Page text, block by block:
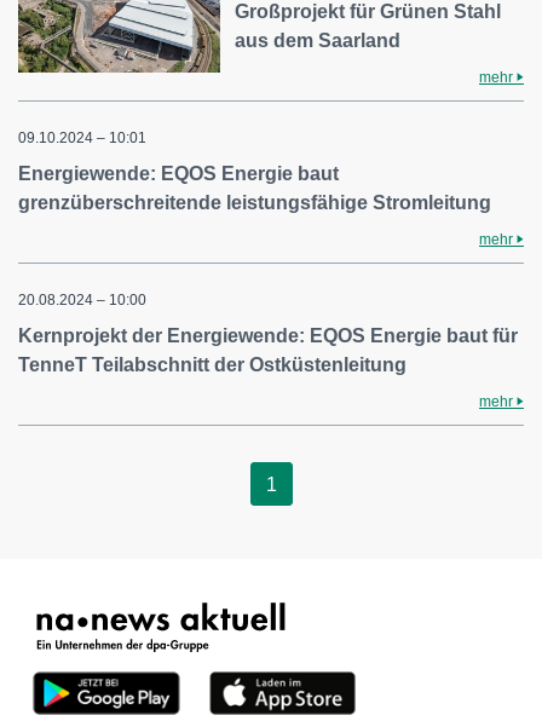
Großprojekt für Grünen Stahl
aus dem Saarland
mehr
09.10.2024 – 10:01
Energiewende: EQOS Energie baut
grenzüberschreitende leistungsfähige Stromleitung
mehr
20.08.2024 – 10:00
Kernprojekt der Energiewende: EQOS Energie baut für
TenneT Teilabschnitt der Ostküstenleitung
mehr
1